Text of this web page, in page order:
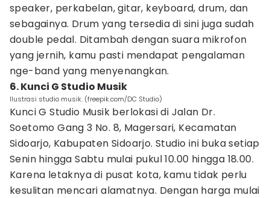
speaker, perkabelan, gitar, keyboard, drum, dan
sebagainya. Drum yang tersedia di sini juga sudah
double pedal. Ditambah dengan suara mikrofon
yang jernih, kamu pasti mendapat pengalaman
nge-band yang menyenangkan.
6. Kunci G Studio Musik
Ilustrasi studio musik. (freepik.com/DC Studio)
Kunci G Studio Musik berlokasi di Jalan Dr.
Soetomo Gang 3 No. 8, Magersari, Kecamatan
Sidoarjo, Kabupaten Sidoarjo. Studio ini buka setiap
Senin hingga Sabtu mulai pukul 10.00 hingga 18.00.
Karena letaknya di pusat kota, kamu tidak perlu
kesulitan mencari alamatnya. Dengan harga mulai